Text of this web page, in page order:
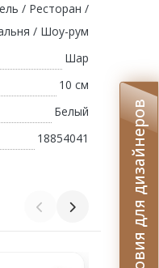
/ Ресторан /
/ Шоу-рум
Шар
10 см
Белый
18854041 Условия для дизайнеров